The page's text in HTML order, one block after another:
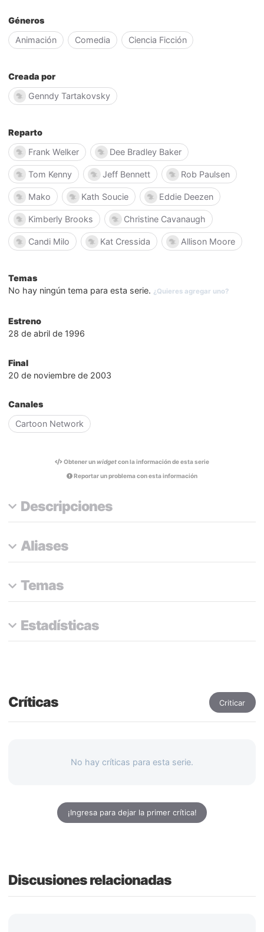
Géneros
Animación
Comedia Ciencia Ficción
Creada por
Genndy Tartakovsky
Reparto
Frank Welker
Dee Bradley Baker
Tom Kenny Jeff Bennett Rob Paulsen
Mako Kath Soucie Eddie Deezen
Kimberly Brooks Christine Cavanaugh
Candi Milo Kat Cressida Allison Moore
Temas
No hay ningún tema para esta serie. ¿Quieres agregar uno?
Estreno
28 de abril de 1996
Final
20 de noviembre de 2003
Canales
Cartoon Network
Obtener unwidgetcon la información de esta serie
Reportar un problema con esta información
Descripciones
Aliases
Temas
Estadísticas
Críticas Criticar
No hay críticas para esta serie.
¡Ingresa para dejar la primer crítica!
Discusiones relacionadas